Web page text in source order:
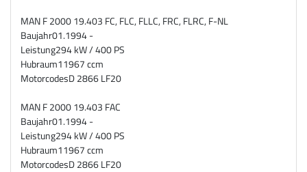
MAN F 2000 19.403 FC, FLC, FLLC, FRC, FLRC, F-NL
Baujahr01.1994 -
Leistung294 kW / 400 PS
Hubraum11967 ccm
MotorcodesD 2866 LF20
MAN F 2000 19.403 FAC
Baujahr01.1994 -
Leistung294 kW / 400 PS
Hubraum11967 ccm
MotorcodesD 2866 LF20